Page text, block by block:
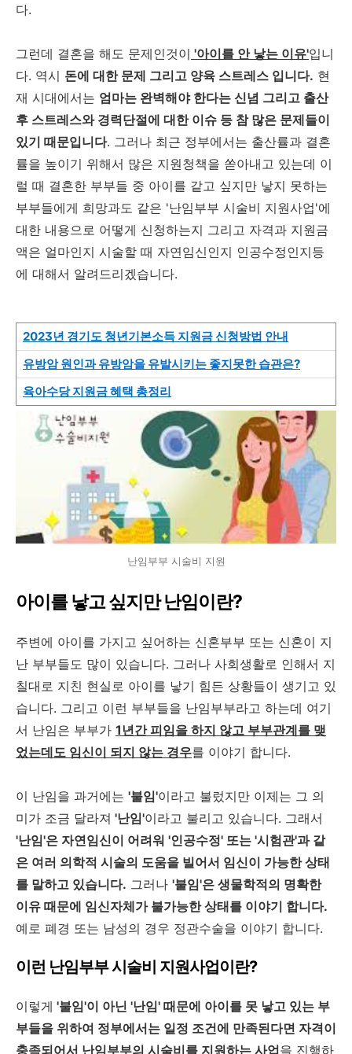
다.
그런데 결혼을 해도 문제인것이 '아이를 안 낳는 이유'입니
다. 역시 돈에 대한 문제 그리고 양육 스트레스 입니다. 현
재 시대에서는 엄마는 완벽해야 한다는 신념 그리고 출산
후 스트레스와 경력단절에 대한 이슈 등 참 많은 문제들이
있기 때문입니다. 그러나 최근 정부에서는 출산률과 결혼
률을 높이기 위해서 많은 지원청책을 쏟아내고 있는데 이
럴 때 결혼한 부부들 중 아이를 같고 싶지만 낳지 못하는
부부들에게 희망과도 같은 '난임부부 시술비 지원사업'에
대한 내용으로 어떻게 신청하는지 그리고 자격과 지원금
액은 얼마인지 시술할 때 자연임신인지 인공수정인지등
에 대해서 알려드리겠습니다.
2023년 경기도 청년기본소득 지원금 신청방법 안내
유방암 원인과 유방암을 유발시키는 좋지못한 습관은?
육아수당 지원금 혜택 총정리
난임부부 시술비 지원
아이를 낳고 싶지만 난임이란?
주변에 아이를 가지고 싶어하는 신혼부부 또는 신혼이 지
난 부부들도 많이 있습니다. 그러나 사회생활로 인해서 지
칠대로 지친 현실로 아이를 낳기 힘든 상황들이 생기고 있
습니다. 그리고 이런 부부들을 난임부부라고 하는데 여기
서 난임은 부부가 1년간 피임을 하지 않고 부부관계를 맺
었는데도 임신이 되지 않는 경우를 이야기 합니다.
이 난임을 과거에는 '불임'이라고 불렀지만 이제는 그 의
미가 조금 달라져 '난임'이라고 불리고 있습니다. 그래서
'난임'은 자연임신이 어려워 '인공수정' 또는 '시험관'과 같
은 여러 의학적 시술의 도움을 빌어서 임신이 가능한 상태
를 말하고 있습니다. 그러나 '불임'은 생물학적의 명확한
이유 때문에 임신자체가 불가능한 상태를 이야기 합니다.
예로 폐경 또는 남성의 경우 정관수술을 이야기 합니다.
이런 난임부부 시술비 지원사업이란?
이렇게 '불임'이 아닌 '난임' 때문에 아이를 못 낳고 있는 부
부들을 위하여 정부에서는 일정 조건에 만족된다면 자격이
충족되어서 난임부부의 시술비를 지원하는 사업을 진행하